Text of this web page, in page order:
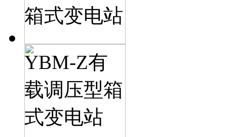
箱式变电站
YBM-Z有
载调压型箱
式变电站